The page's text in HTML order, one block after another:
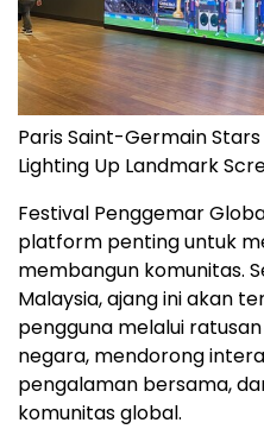
Paris Saint-Germain Stars
Lighting Up Landmark
Festival Penggemar
platform penting untuk
membangun komunitas.
Malaysia, ajang ini akan
pengguna melalui
negara, mendorong
pengalaman bersama,
komunitas global.